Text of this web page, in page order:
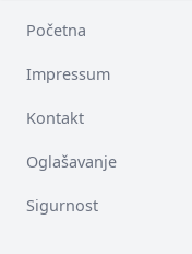
Početna
Impressum
Kontakt
Oglašavanje
Sigurnost